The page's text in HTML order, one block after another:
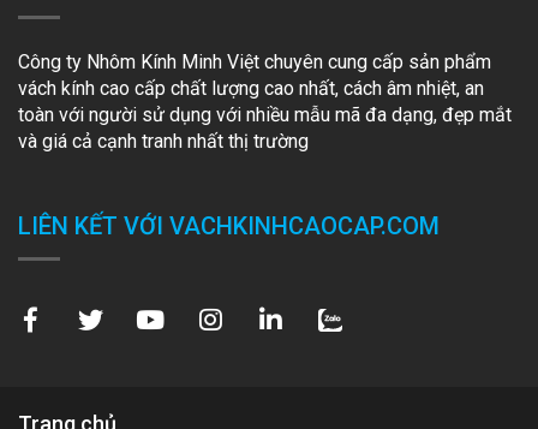
Trang chủ
Công ty Nhôm Kính Minh Việt chuyên cung cấp sản phẩm
vách kính cao cấp chất lượng cao nhất, cách âm nhiệt, an
toàn với người sử dụng với nhiều mẫu mã đa dạng, đẹp mắt
và giá cả cạnh tranh nhất thị trường
LIÊN KẾT VỚI VACHKINHCAOCAP.COM